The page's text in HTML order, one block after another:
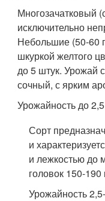
Многозачатковый
исключительно
Небольшие (50-60
шкуркой желтого
до 5 штук. Урожай
сочный, с ярким
Урожайность до 2,5
Сорт
и
и лежкостью до
головок 150-
Урожайность